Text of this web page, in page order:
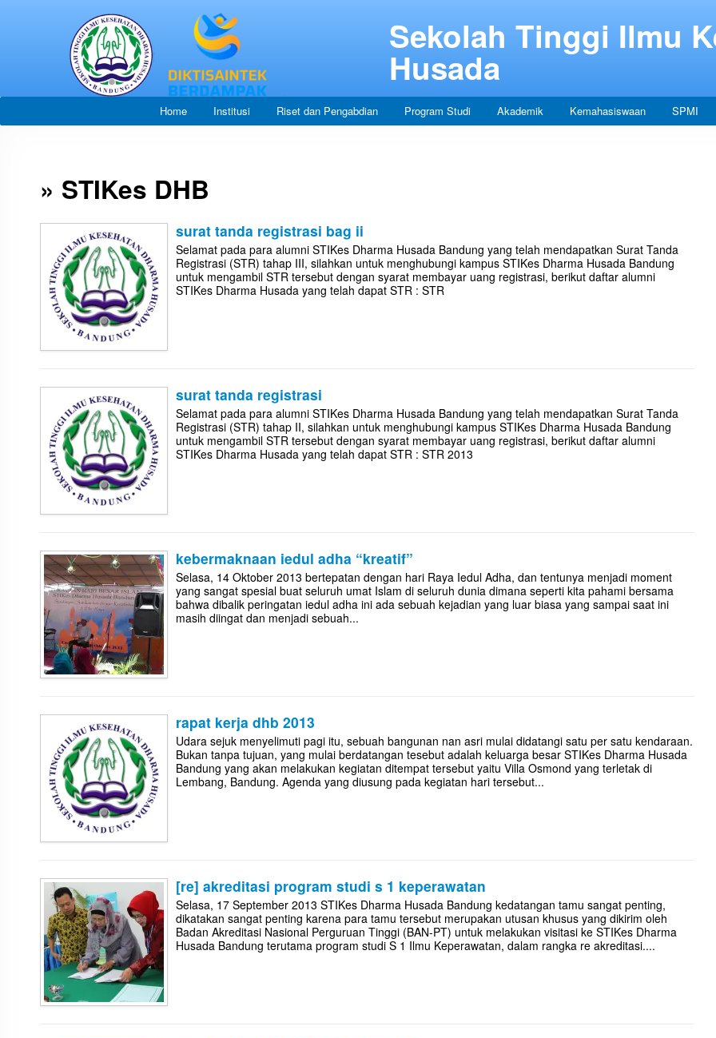
Sekolah Tinggi Ilmu
Husada
Home Institusi Riset dan Pengabdian Program Studi Akademik Kemahasiswaan SPMI
» STIKes DHB
surat tanda registrasi bag ii
Selamat pada para alumni STIKes Dharma Husada Bandung yang telah mendapatkan Surat Tanda
Registrasi (STR) tahap III, silahkan untuk menghubungi kampus STIKes Dharma Husada Bandung
untuk mengambil STR tersebut dengan syarat membayar uang registrasi, berikut daftar alumni
STIKes Dharma Husada yang telah dapat STR : STR
surat tanda registrasi
Selamat pada para alumni STIKes Dharma Husada Bandung yang telah mendapatkan Surat Tanda
Registrasi (STR) tahap II, silahkan untuk menghubungi kampus STIKes Dharma Husada Bandung
untuk mengambil STR tersebut dengan syarat membayar uang registrasi, berikut daftar alumni
STIKes Dharma Husada yang telah dapat STR : STR 2013
kebermaknaan iedul adha “kreatif”
Selasa, 14 Oktober 2013 bertepatan dengan hari Raya Iedul Adha, dan tentunya menjadi moment
yang sangat spesial buat seluruh umat Islam di seluruh dunia dimana seperti kita pahami bersama
bahwa dibalik peringatan iedul adha ini ada sebuah kejadian yang luar biasa yang sampai saat ini
masih diingat dan menjadi sebuah...
rapat kerja dhb 2013
Udara sejuk menyelimuti pagi itu, sebuah bangunan nan asri mulai didatangi satu per satu kendaraan.
Bukan tanpa tujuan, yang mulai berdatangan tesebut adalah keluarga besar STIKes Dharma Husada
Bandung yang akan melakukan kegiatan ditempat tersebut yaitu Villa Osmond yang terletak di
Lembang, Bandung. Agenda yang diusung pada kegiatan hari tersebut...
[re] akreditasi program studi s 1 keperawatan
Selasa, 17 September 2013 STIKes Dharma Husada Bandung kedatangan tamu sangat penting,
dikatakan sangat penting karena para tamu tersebut merupakan utusan khusus yang dikirim oleh
Badan Akreditasi Nasional Perguruan Tinggi (BAN-PT) untuk melakukan visitasi ke STIKes Dharma
Husada Bandung terutama program studi S 1 Ilmu Keperawatan, dalam rangka re akreditasi....